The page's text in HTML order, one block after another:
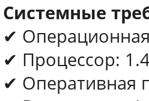
Системные
✔ Операционная
✔ Процессор:
✔ Оперативная